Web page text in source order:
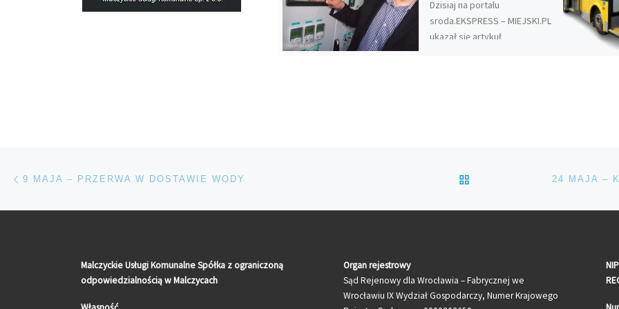
Dzisiaj na portalu
sroda.EKSPRESS – MIEJSKI.PL
ukazał się artykuł
Nawigacja wpisu
9 MAJA – PRZERWA W DOSTAWIE WODY POWRÓT DO LISTY
Malczyckie Usługi Komunalne Spółka z ograniczoną
odpowiedzialnością w Malczycach
Organ rejestrowy
Sąd Rejenowy dla Wrocławia – Fabrycznej we
Wrocławiu IX Wydział Gospodarczy, Numer Krajowego
NIP